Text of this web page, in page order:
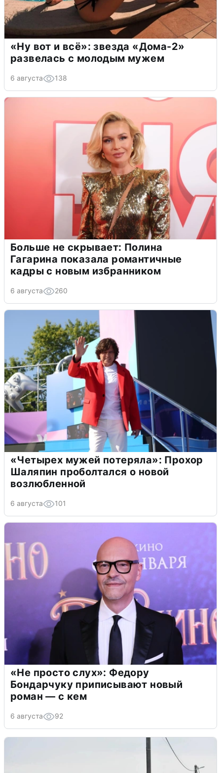
«Ну вот и всё»: звезда «Дома-2»
развелась с молодым мужем
6 августа 138
Больше не скрывает: Полина
Гагарина показала романтичные
кадры с новым избранником
6 августа 260
«Четырех мужей потеряла»: Прохор
Шаляпин проболтался о новой
возлюбленной
6 августа 101
«Не просто слух»: Федору
Бондарчуку приписывают новый
роман — с кем
6 августа 92